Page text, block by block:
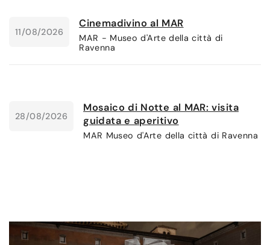
11/08/2026
Cinemadivino al MAR
MAR - Museo d'Arte della città di
Ravenna
28/08/2026
Mosaico di Notte al MAR: visita
guidata e aperitivo
MAR Museo d'Arte della città di Ravenna